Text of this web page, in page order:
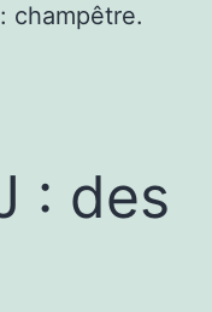
champêtre.
: des